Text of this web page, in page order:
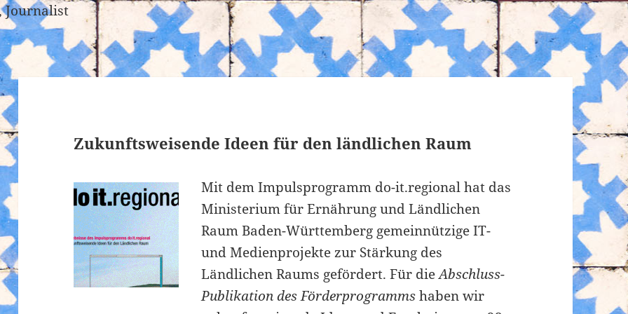
Journalist
Zukunftsweisende Ideen für den ländlichen Raum
Mit dem Impulsprogramm do-it.regional hat das
Ministerium für Ernährung und Ländlichen
Raum Baden-Württemberg gemeinnützige IT-
und Medienprojekte zur Stärkung des
Ländlichen Raums gefördert. Für dieAbschluss-
Publikation des Förderprogrammshaben wir